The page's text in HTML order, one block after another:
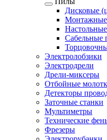
Дисковые
Сабельные
Электролобзики
Электродрели
Дрели-миксеры
Отбойные
Детекторы
Заточные станки
Мультиметры
Технические
Фрезеры